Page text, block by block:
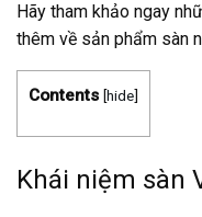
Hãy tham khảo ngay
thêm về sản phẩm sàn
Contents [hide]
Khái niệm sàn